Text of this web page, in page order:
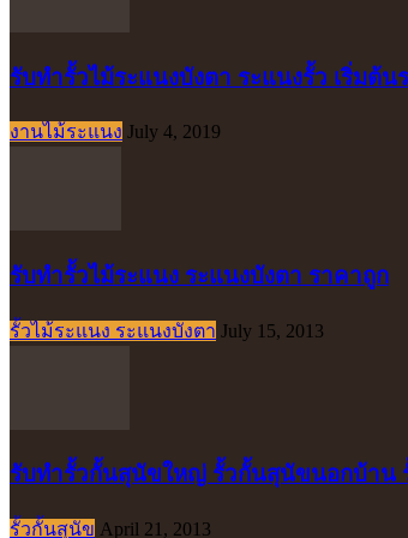
รับทำรั้วไม้ระแนงบังตา ระแนงรั้ว เริ่มต้
งานไม้ระแนง July 4, 2019
รับทำรั้วไม้ระแนง ระแนงบังตา ราคาถูก
รั้วไม้ระแนง ระแนงบังตา July 15, 2013
รับทำรั้วกั้นสุนัขใหญ่ รั้วกั้นสุนัขนอกบ้าน
รั้วกั้นสุนัข April 21, 2013